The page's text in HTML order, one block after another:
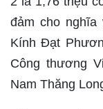
đảm cho nghĩa
Kính Đạt
Công thương
Nam Thăng